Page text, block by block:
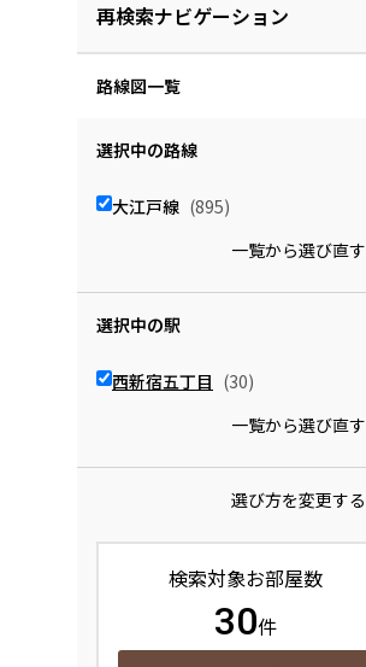
再検索ナビゲーション
路線図一覧
選択中の路線
大江戸線 (895)
一覧から選び直す
選択中の駅
西新宿五丁目 (30)
一覧から選び直す
選び方を変更する
検索対象お部屋数
30件